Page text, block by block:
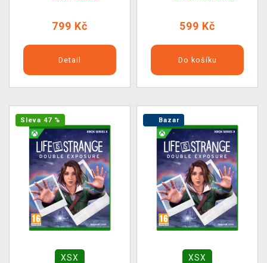
799 Kč
Detail
599 Kč
Do košíku
Sleva 47 %
XSX
Bazar
XSX